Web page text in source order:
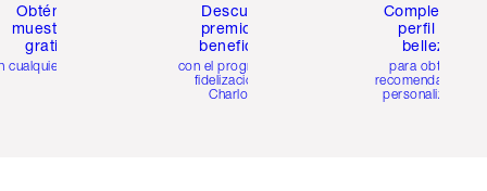
Obtén 2
muestras
gratis
cualquier pedido
Descubre
premios y
beneficios
con el programa de
fidelización de
Charlotte
Completa tu
perfil de
belleza
para obtener
recomendaciones
personalizadas